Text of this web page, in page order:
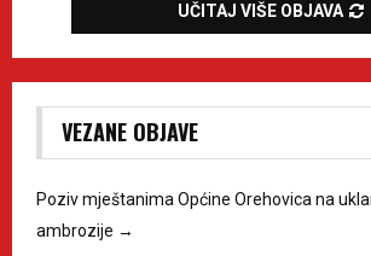
UČITAJ VIŠE OBJAVA
VEZANE OBJAVE
Poziv mještanima Općine Orehovica na
ambrozije →